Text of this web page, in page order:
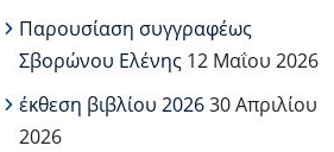
Παρουσίαση συγγραφέως
Σβορώνου Ελένης 12 Μαΐου 2026
έκθεση βιβλίου 202630 Απριλίου
2026